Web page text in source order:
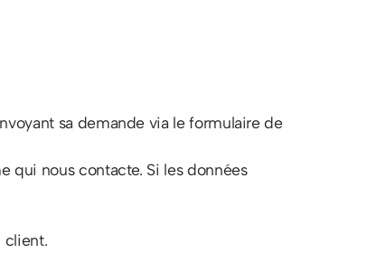
sa demande via le formulaire de
qui nous contacte. Si les données
client.